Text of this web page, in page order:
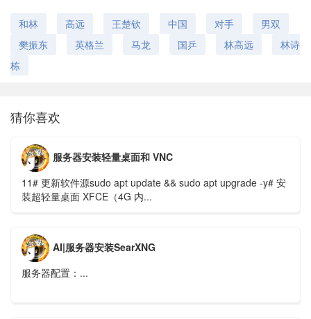
和林 高远 王楚钦 中国 对手
男双
樊振东
英格兰 马龙 国乒 林高远
林诗
栋
猜你喜欢
服务器安装轻量桌面和 VNC
11# 更新软件源sudo apt update && sudo apt upgrade -y# 安
装超轻量桌面 XFCE（4G 内...
AI|服务器安装SearXNG
服务器配置：...